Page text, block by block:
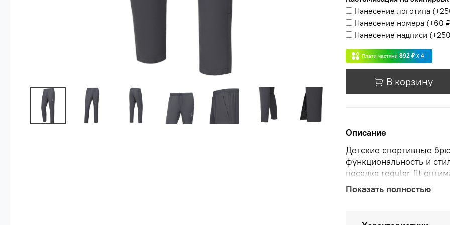
Нанесение логотипа (+
Нанесение номера (+60
Нанесение надписи (+
Плати частями 892 ₽ x 4
В корзину
Описание
Детские спортивные
функциональность и
посадка regular fit
погоду, так и для
и тактильно приятного
Показать полностью